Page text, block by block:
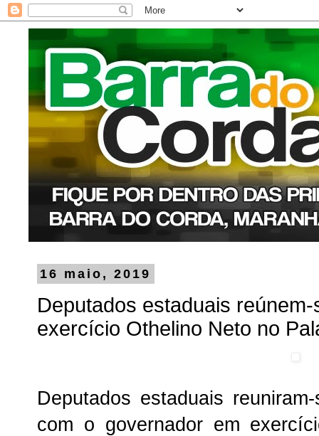
16 maio, 2019
Deputados estaduais
exercício Othelino Neto no
Deputados estaduais
com o governador em